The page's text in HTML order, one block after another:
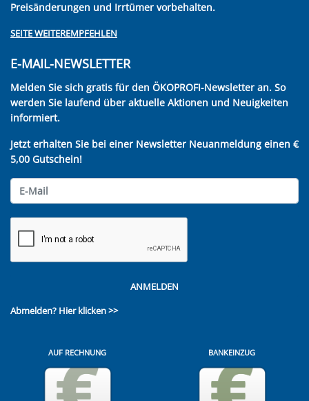
Preisänderungen und Irrtümer vorbehalten.
SEITE WEITEREMPFEHLEN
E-MAIL-NEWSLETTER
Melden Sie sich gratis für den ÖKOPROFI-Newsletter an. So
werden Sie laufend über aktuelle Aktionen und Neuigkeiten
informiert.
Jetzt erhalten Sie bei einer Newsletter Neuanmeldung einen €
5,00 Gutschein!
ANMELDEN
Abmelden? Hier klicken >>
AUF RECHNUNG BANKEINZUG